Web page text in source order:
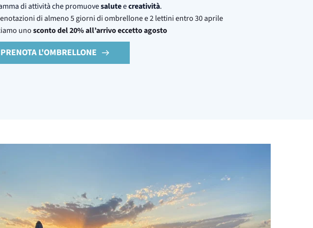
di attività che promuovesaluteecreatività.
di almeno 5 giorni di ombrellone e 2 lettini entro 30 aprile
unosconto del 20% all’arrivo eccetto agosto
PRENOTA L'OMBRELLONE